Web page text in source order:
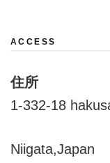
ACCESS
住所
1-332-18
Niigata,Japan